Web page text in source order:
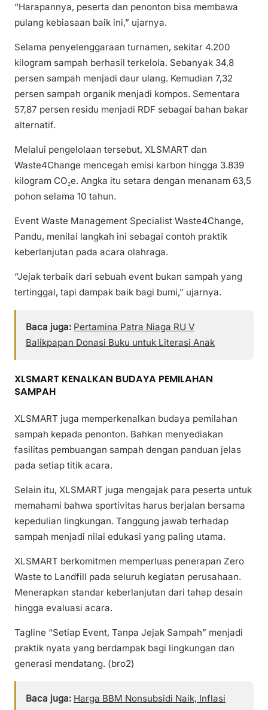
“Harapannya, peserta dan penonton bisa membawa
pulang kebiasaan baik ini,” ujarnya.
Selama penyelenggaraan turnamen, sekitar 4.200
kilogram sampah berhasil terkelola. Sebanyak 34,8
persen sampah menjadi daur ulang. Kemudian 7,32
persen sampah organik menjadi kompos. Sementara
57,87 persen residu menjadi RDF sebagai bahan bakar
alternatif.
Melalui pengelolaan tersebut, XLSMART dan
Waste4Change mencegah emisi karbon hingga 3.839
kilogram CO₂e. Angka itu setara dengan menanam 63,5
pohon selama 10 tahun.
Event Waste Management Specialist Waste4Change,
Pandu, menilai langkah ini sebagai contoh praktik
keberlanjutan pada acara olahraga.
“Jejak terbaik dari sebuah event bukan sampah yang
tertinggal, tapi dampak baik bagi bumi,” ujarnya.
Baca juga: Pertamina Patra Niaga RU V
Balikpapan Donasi Buku untuk Literasi Anak
XLSMART KENALKAN BUDAYA PEMILAHAN
SAMPAH
XLSMART juga memperkenalkan budaya pemilahan
sampah kepada penonton. Bahkan menyediakan
fasilitas pembuangan sampah dengan panduan jelas
pada setiap titik acara.
Selain itu, XLSMART juga mengajak para peserta untuk
memahami bahwa sportivitas harus berjalan bersama
kepedulian lingkungan. Tanggung jawab terhadap
sampah menjadi nilai edukasi yang paling utama.
XLSMART berkomitmen memperluas penerapan Zero
Waste to Landfill pada seluruh kegiatan perusahaan.
Menerapkan standar keberlanjutan dari tahap desain
hingga evaluasi acara.
Tagline “Setiap Event, Tanpa Jejak Sampah” menjadi
praktik nyata yang berdampak bagi lingkungan dan
generasi mendatang. (bro2)
Baca juga: Harga BBM Nonsubsidi Naik, Inflasi